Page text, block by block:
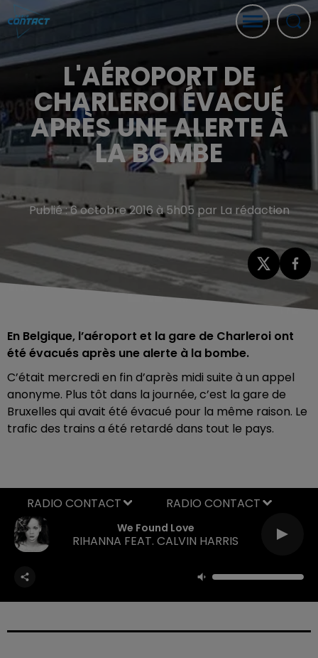
L'AÉROPORT DE
CHARLEROI ÉVACUÉ
APRÈS UNE ALERTE À
LA BOMBE
Publié : 6 octobre 2016 à 5h05 par La rédaction
En Belgique, l’aéroport et la gare de Charleroi ont
été évacués après une alerte à la bombe.
C’était mercredi en fin d’après midi suite à un appel
anonyme. Plus tôt dans la journée, c’est la gare de
Bruxelles qui avait été évacué pour la même raison. Le
trafic des trains a été retardé dans tout le pays.
We Found Love
RIHANNA FEAT. CALVIN HARRIS
RADIO CONTACT